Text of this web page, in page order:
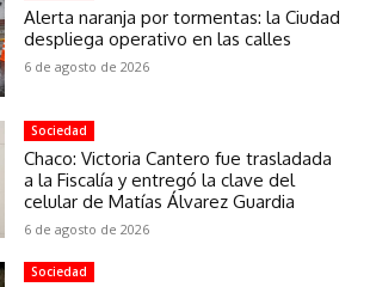
Alerta naranja por tormentas: la Ciudad
despliega operativo en las calles
6 de agosto de 2026
Sociedad
Chaco: Victoria Cantero fue trasladada
a la Fiscalía y entregó la clave del
celular de Matías Álvarez Guardia
6 de agosto de 2026
Sociedad